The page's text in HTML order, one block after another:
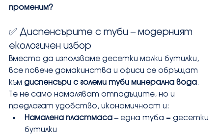
променим?
✅ Диспенсърите с туби – модерният
екологичен избор
Вместо да използваме десетки малки бутилки,
все повече домакинства и офиси се обръщат
към диспенсъри с големи туби минерална вода.
Те не само намаляват отпадъците, но и
предлагат удобство, икономичност и:
Намалена пластмаса – една туба = десетки
бутилки